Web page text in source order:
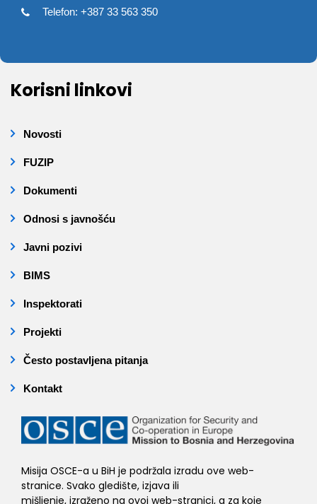
Telefon: +387 33 563 350
Korisni linkovi
Novosti
FUZIP
Dokumenti
Odnosi s javnošću
Javni pozivi
BIMS
Inspektorati
Projekti
Često postavljena pitanja
Kontakt
Misija OSCE-a u BiH je podržala izradu ove web-
stranice. Svako gledište, izjava ili
mišljenje, izraženo na ovoj web-stranici, a za koje